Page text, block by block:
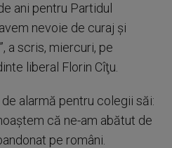
ani pentru Partidul
nevoie de curaj şi
a scris, miercuri, pe
liberal Florin Cîţu.
alarmă pentru colegii săi:
că ne-am abătut de
pe români.